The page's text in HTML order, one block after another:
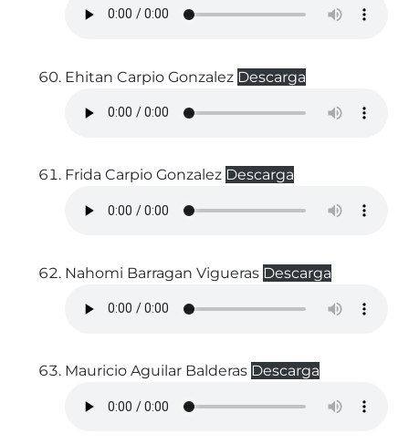
Ehitan Carpio Gonzalez Descarga
Frida Carpio Gonzalez Descarga
Nahomi Barragan Vigueras Descarga
Mauricio Aguilar Balderas Descarga